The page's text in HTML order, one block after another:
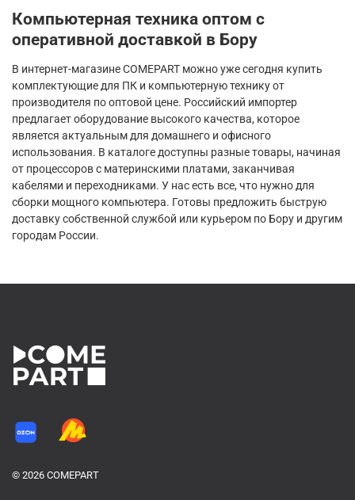
Компьютерная техника оптом с
оперативной доставкой в Бору
В интернет-магазине COMEPART можно уже сегодня купить
комплектующие для ПК и компьютерную технику от
производителя по оптовой цене. Российский импортер
предлагает оборудование высокого качества, которое
является актуальным для домашнего и офисного
использования. В каталоге доступны разные товары, начиная
от процессоров с материнскими платами, заканчивая
кабелями и переходниками. У нас есть все, что нужно для
сборки мощного компьютера. Готовы предложить быструю
доставку собственной службой или курьером по Бору и другим
городам России.
© 2026 COMEPART